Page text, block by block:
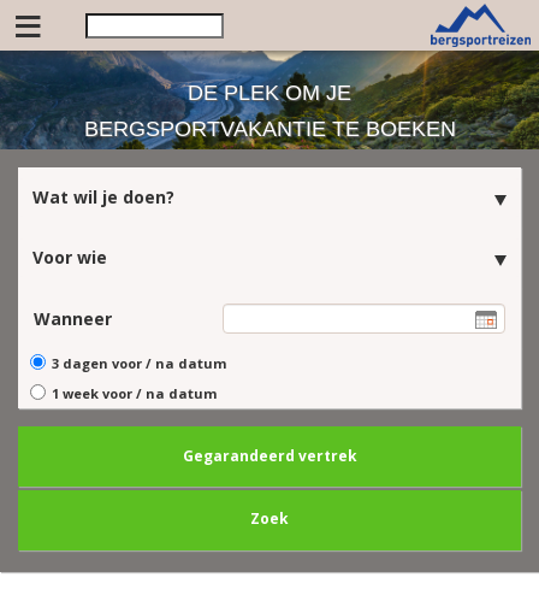
≡
DE PLEK OM JE
BERGSPORTVAKANTIE TE BOEKEN
Wat wil je doen?
Voor wie
Wanneer
3 dagen voor / na datum
1 week voor / na datum
Gegarandeerd vertrek
Zoek